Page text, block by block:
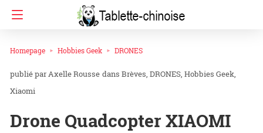
Homepage Hobbies Geek DRONES
Axelle Rousse dans Brèves DRONES Hobbies Geek
Xiaomi
Drone Quadcopter XIAOMI